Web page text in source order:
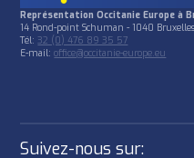
Représentation Occitanie Europe à
14 Rond-point Schuman - 1040
Tél:32 (0) 476 89 35 57
E-mail:office@occitanie-europe.eu
Suivez-nous sur: